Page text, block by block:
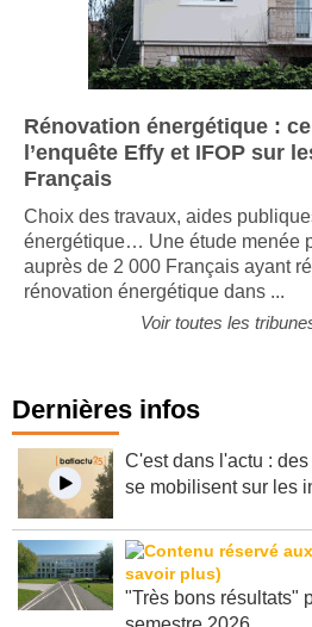
Rénovation énergétique :
l’enquête Effy et IFOP sur
Français
Choix des travaux, aides
énergétique… Une étude menée
auprès de 2 000 Français ayant
Dernières infos
C'est dans l'actu : des
"Très bons résultats"